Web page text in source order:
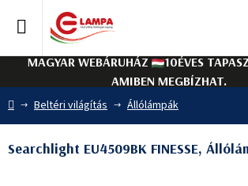
tartalomhoz
MAGYAR WEBÁRUHÁZ
10ÉVES
AMIBEN MEGBÍZHAT.
Kezdőlap
Beltéri világítás Állólámpák
Searchlight EU4509BK FINESSE,